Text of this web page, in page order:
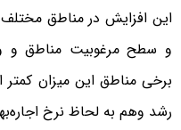
این افزایش در مناطق
و سطح مرغوبیت مناطق و
برخی مناطق این میزان
رشد وهم به لحاظ نرخ